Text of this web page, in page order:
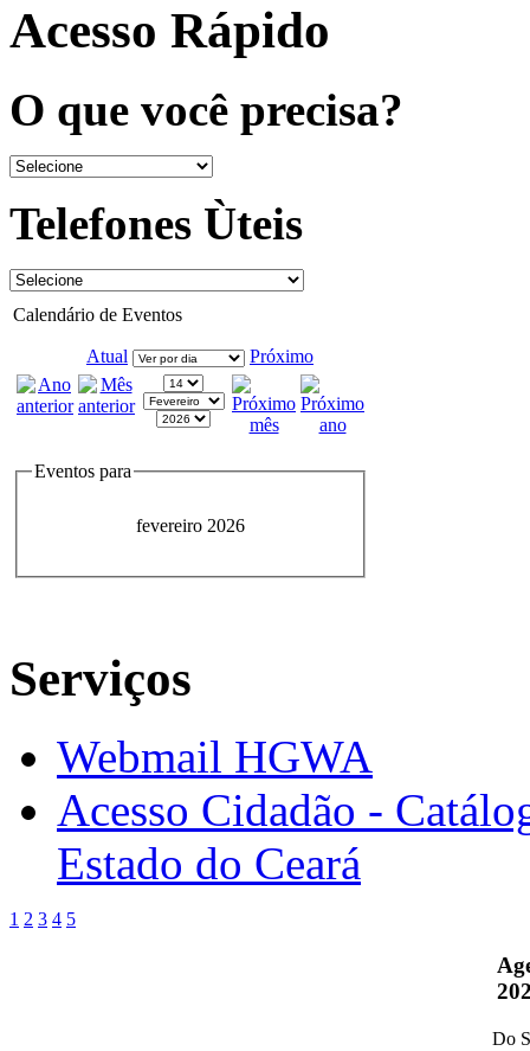
Acesso Rápido
O que você precisa?
Telefones Ùteis
Calendário de Eventos
Atual Próximo
Eventos para
fevereiro 2026
Serviços
Webmail HGWA
Acesso Cidadão -
Estado do Ceará
1 2 3 4 5
Do